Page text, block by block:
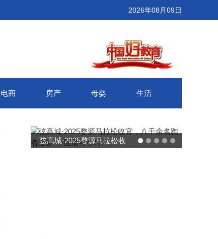
2026年08月09日
电商 房产 母婴 生活
弦高城·2025婺源马拉松收